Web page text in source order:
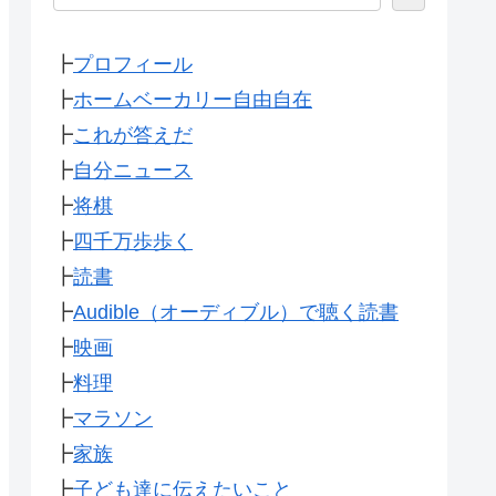
┣プロフィール
┣ホームベーカリー自由自在
┣これが答えだ
┣自分ニュース
┣将棋
┣四千万歩歩く
┣読書
┣Audible（オーディブル）で聴く読書
┣映画
┣料理
┣マラソン
┣家族
┣子ども達に伝えたいこと